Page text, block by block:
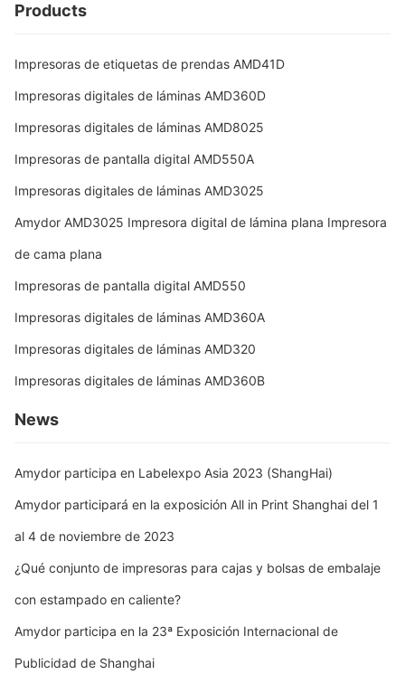
Products
Impresoras de etiquetas de prendas AMD41D
Impresoras digitales de láminas AMD360D
Impresoras digitales de láminas AMD8025
Impresoras de pantalla digital AMD550A
Impresoras digitales de láminas AMD3025
Amydor AMD3025 Impresora digital de lámina plana Impresora
de cama plana
Impresoras de pantalla digital AMD550
Impresoras digitales de láminas AMD360A
Impresoras digitales de láminas AMD320
Impresoras digitales de láminas AMD360B
News
Amydor participa en Labelexpo Asia 2023 (ShangHai)
Amydor participará en la exposición All in Print Shanghai del 1
al 4 de noviembre de 2023
¿Qué conjunto de impresoras para cajas y bolsas de embalaje
con estampado en caliente?
Amydor participa en la 23ª Exposición Internacional de
Publicidad de Shanghai